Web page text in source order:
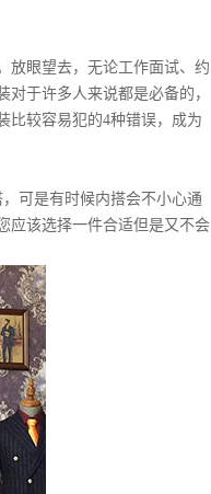
眼望去，无论工作面试、约
于许多人来说都是必备的，
比较容易犯的4种错误，成为
可是有时候内搭会不小心通
应该选择一件合适但是又不会